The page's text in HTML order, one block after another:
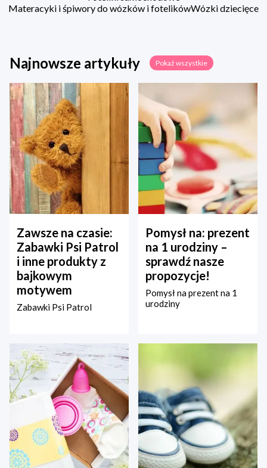
Materacyki i śpiwory do wózków i fotelikówWózki dziecięce
Najnowsze artykuły Pokaż wszystkie
Zawsze na czasie:
Zabawki Psi Patrol
i inne produkty z
bajkowym
motywem
Zabawki Psi Patrol
Pomysł na: prezent
na 1 urodziny –
sprawdź nasze
propozycje!
Pomysł na prezent na 1
urodziny